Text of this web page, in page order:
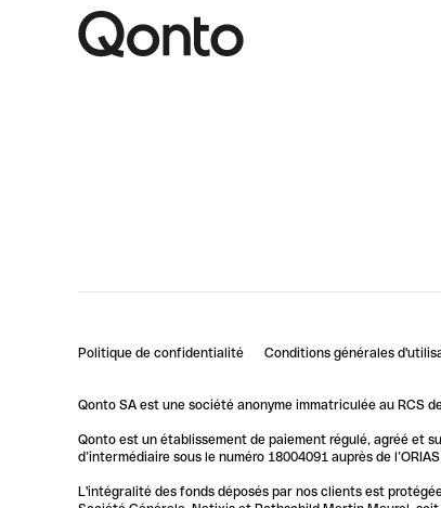
Politique de confidentialité Conditions générales
Qonto SA est une société anonyme immatriculée au RCS
Qonto est un établissement de paiement régulé, agréé et
d’intermédiaire sous le numéro 18004091 auprès de
L'intégralité des fonds déposés par nos clients est